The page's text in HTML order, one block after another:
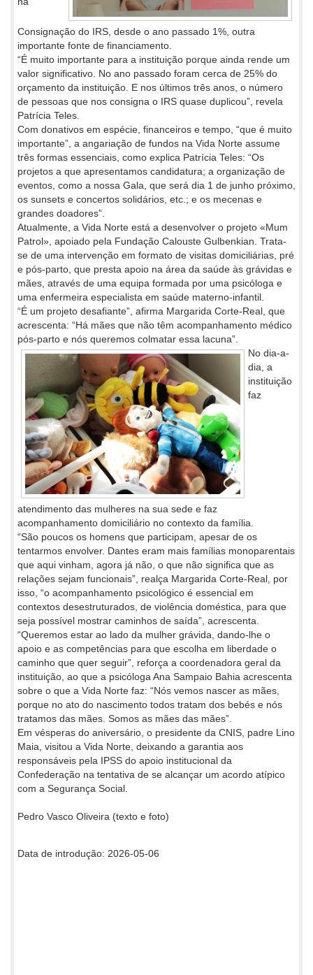
Consignação do IRS, desde o ano passado 1%, outra
importante fonte de financiamento.
“É muito importante para a instituição porque ainda rende um
valor significativo. No ano passado foram cerca de 25% do
orçamento da instituição. E nos últimos três anos, o número
de pessoas que nos consigna o IRS quase duplicou”, revela
Patrícia Teles.
Com donativos em espécie, financeiros e tempo, “que é muito
importante”, a angariação de fundos na Vida Norte assume
três formas essenciais, como explica Patrícia Teles: “Os
projetos a que apresentamos candidatura; a organização de
eventos, como a nossa Gala, que será dia 1 de junho próximo,
os sunsets e concertos solidários, etc.; e os mecenas e
grandes doadores”.
Atualmente, a Vida Norte está a desenvolver o projeto «Mum
Patrol», apoiado pela Fundação Calouste Gulbenkian. Trata-
se de uma intervenção em formato de visitas domiciliárias, pré
e pós-parto, que presta apoio na área da saúde às grávidas e
mães, através de uma equipa formada por uma psicóloga e
uma enfermeira especialista em saúde materno-infantil.
“É um projeto desafiante”, afirma Margarida Corte-Real, que
acrescenta: “Há mães que não têm acompanhamento médico
pós-parto e nós queremos colmatar essa lacuna”.
No dia-a-
dia, a
instituição
faz
atendimento das mulheres na sua sede e faz
acompanhamento domiciliário no contexto da família.
“São poucos os homens que participam, apesar de os
tentarmos envolver. Dantes eram mais famílias monoparentais
que aqui vinham, agora já não, o que não significa que as
relações sejam funcionais”, realça Margarida Corte-Real, por
isso, “o acompanhamento psicológico é essencial em
contextos desestruturados, de violência doméstica, para que
seja possível mostrar caminhos de saída”, acrescenta.
“Queremos estar ao lado da mulher grávida, dando-lhe o
apoio e as competências para que escolha em liberdade o
caminho que quer seguir”, reforça a coordenadora geral da
instituição, ao que a psicóloga Ana Sampaio Bahia acrescenta
sobre o que a Vida Norte faz: “Nós vemos nascer as mães,
porque no ato do nascimento todos tratam dos bebés e nós
tratamos das mães. Somos as mães das mães”.
Em vésperas do aniversário, o presidente da CNIS, padre Lino
Maia, visitou a Vida Norte, deixando a garantia aos
responsáveis pela IPSS do apoio institucional da
Confederação na tentativa de se alcançar um acordo atípico
com a Segurança Social.
Pedro Vasco Oliveira (texto e foto)
Data de introdução: 2026-05-06